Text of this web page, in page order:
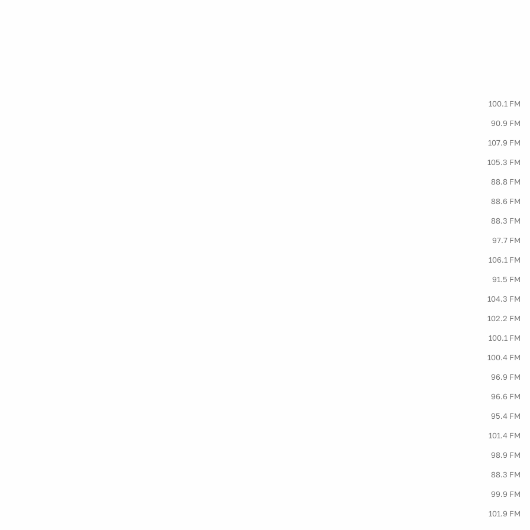
100.1 FM
90.9 FM
107.9 FM
105.3 FM
88.8 FM
88.6 FM
88.3 FM
97.7 FM
106.1 FM
91.5 FM
104.3 FM
102.2 FM
100.1 FM
100.4 FM
96.9 FM
96.6 FM
95.4 FM
101.4 FM
98.9 FM
88.3 FM
99.9 FM
101.9 FM